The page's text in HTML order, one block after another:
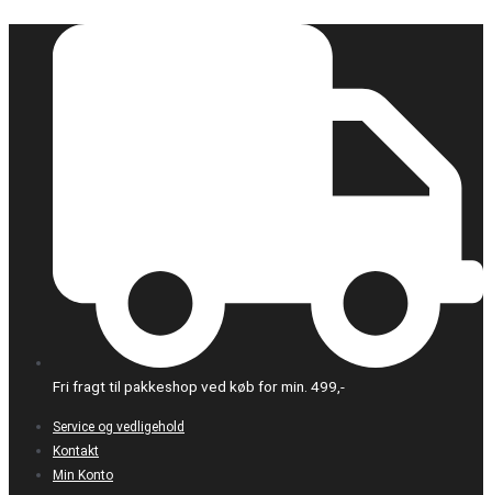
Fri fragt til pakkeshop ved køb for min. 499,-
Service og vedligehold
Kontakt
Min Konto